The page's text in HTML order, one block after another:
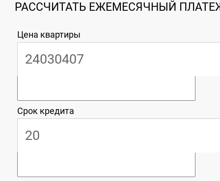
РАССЧИТАТЬ ЕЖЕМЕСЯЧНЫЙ
Цена квартиры
Срок кредита